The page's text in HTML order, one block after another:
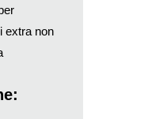
extra non